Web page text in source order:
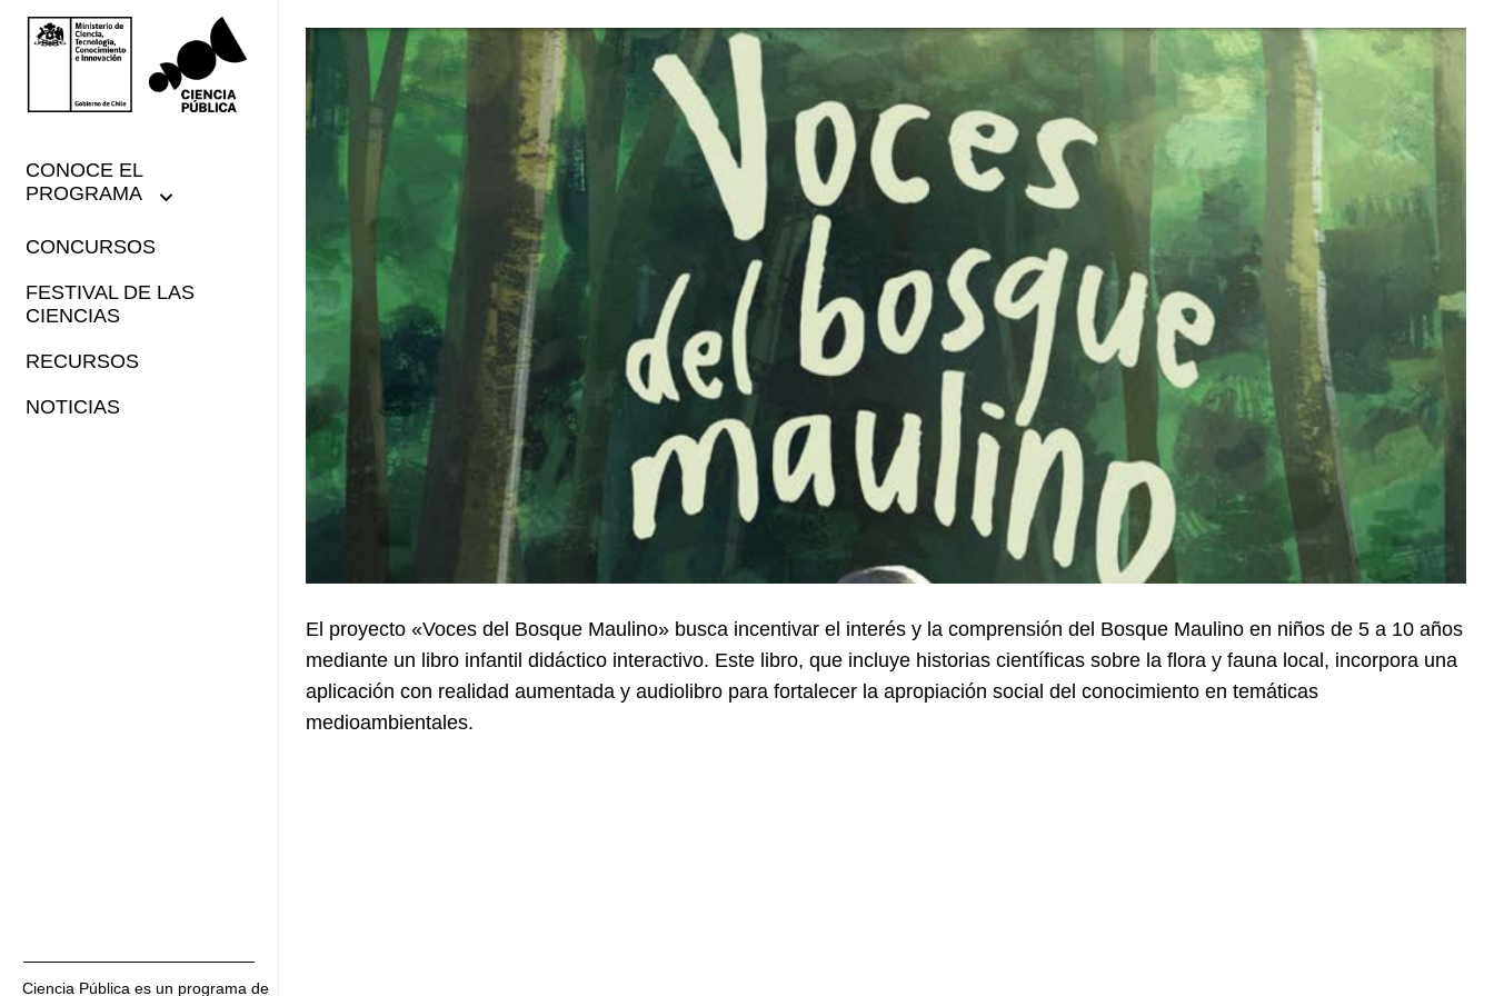
CONOCE EL
PROGRAMA
CONCURSOS
FESTIVAL DE LAS
CIENCIAS
RECURSOS
NOTICIAS
Ciencia Pública es un programa de
El proyecto «Voces del Bosque Maulino» busca incentivar el interés y la comprensión del Bosque Maulino en niños de 5 a 10 años
mediante un libro infantil didáctico interactivo. Este libro, que incluye historias científicas sobre la flora y fauna local, incorpora una
aplicación con realidad aumentada y audiolibro para fortalecer la apropiación social del conocimiento en temáticas
medioambientales.